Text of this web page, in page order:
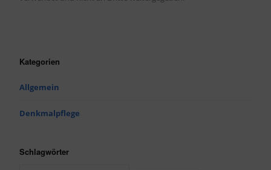
Kategorien
Allgemein
Denkmalpflege
Schlagwörter